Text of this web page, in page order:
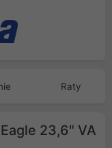
Raty
23,6" VA